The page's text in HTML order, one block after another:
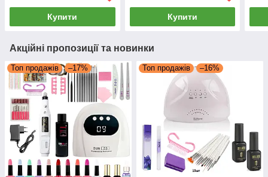
Купити
та декором
Купити
Акційні пропозиції та новинки
Топ продажів –17% Топ продажів –16%